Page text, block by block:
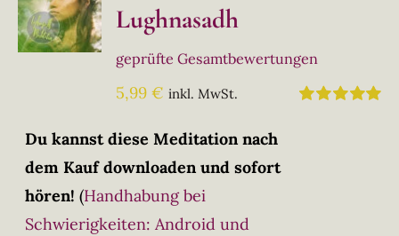
Lughnasadh
geprüfte Gesamtbewertungen
5,99€ inkl. MwSt.
Du kannst diese Meditation nach
dem Kauf downloaden und sofort
hören! (Handhabung bei
Schwierigkeiten: Android und